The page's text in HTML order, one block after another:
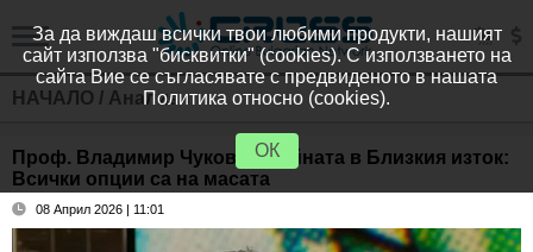
НАЧАЛО / Анализи
Проф. Владимир Чуков за войната в Близкия изток:
Всички опции са на масата
08 Април 2026 | 11:01
За да виждаш всички твои любими продукти, нашият
сайт използва "бисквитки" (cookies). С използването на
сайта Вие се съгласявате с предвиденото в нашата
Политика относно (cookies).
ОК